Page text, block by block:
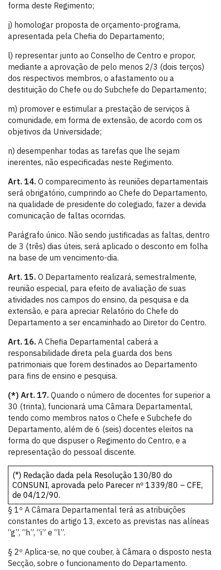
forma deste Regimento;
j) homologar proposta de orçamento-programa,
apresentada pela Chefia do Departamento;
l) representar junto ao Conselho de Centro e propor,
mediante a aprovação de pelo menos 2/3 (dois terços)
dos respectivos membros, o afastamento ou a
destituição do Chefe ou do Subchefe do Departamento;
m) promover e estimular a prestação de serviços à
comunidade, em forma de extensão, de acordo com os
objetivos da Universidade;
n) desempenhar todas as tarefas que lhe sejam
inerentes, não especificadas neste Regimento.
Art. 14. O comparecimento às reuniões departamentais
será obrigatório, cumprindo ao Chefe do Departamento,
na qualidade de presidente do colegiado, fazer a devida
comunicação de faltas ocorridas.
Parágrafo único. Não sendo justificadas as faltas, dentro
de 3 (três) dias úteis, será aplicado o desconto em folha
na base de um vencimento-dia.
Art. 15. O Departamento realizará, semestralmente,
reunião especial, para efeito de avaliação de suas
atividades nos campos do ensino, da pesquisa e da
extensão, e para apreciar Relatório do Chefe do
Departamento a ser encaminhado ao Diretor do Centro.
Art. 16. A Chefia Departamental caberá a
responsabilidade direta pela guarda dos bens
patrimoniais que forem destinados ao Departamento
para fins de ensino e pesquisa.
(*) Art. 17. Quando o número de docentes for superior a
30 (trinta), funcionará uma Câmara Departamental,
tendo como membros natos o Chefe e Subchefe do
Departamento, além de 6 (seis) docentes eleitos na
forma do que dispuser o Regimento do Centro, e a
representação do pessoal discente.
(*) Redação dada pela Resolução 130/80 do
CONSUNI, aprovada pelo Parecer nº 1339/80 – CFE,
de 04/12/90.
§ 1º A Câmara Departamental terá as atribuições
constantes do artigo 13, exceto as previstas nas alíneas
“g”, “h”, “i” e “l”.
§ 2º Aplica-se, no que couber, à Câmara o disposto nesta
Secção, sobre o funcionamento do Departamento.